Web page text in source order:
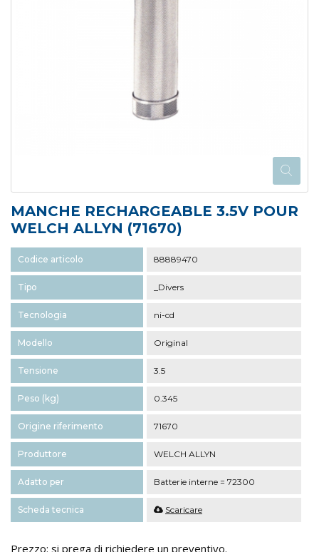
MANCHE RECHARGEABLE 3.5V POUR
WELCH ALLYN (71670)
Codice articolo 88889470
Tipo _Divers
Tecnologia ni-cd
Modello Original
Tensione 3.5
Peso (kg) 0.345
Origine riferimento 71670
Produttore WELCH ALLYN
Adatto per Batterie interne = 72300
Scheda tecnica Scaricare
Prezzo: si prega di richiedere un preventivo.